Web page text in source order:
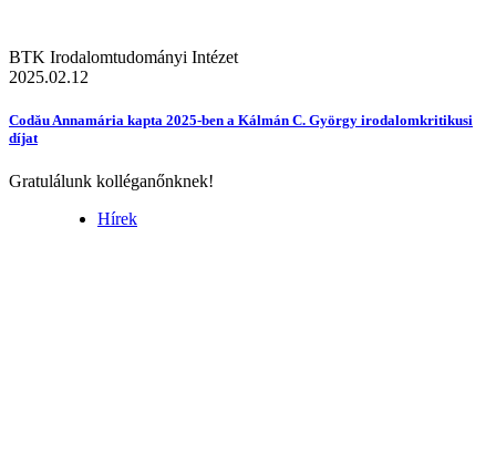
BTK Irodalomtudományi Intézet
2025.02.12
Codău Annamária kapta 2025-ben a Kálmán C. György irodalomkritikusi
díjat
Gratulálunk kolléganőnknek!
Hírek